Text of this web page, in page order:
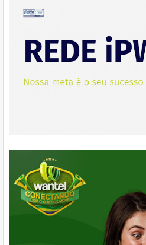
------_______------________-------___